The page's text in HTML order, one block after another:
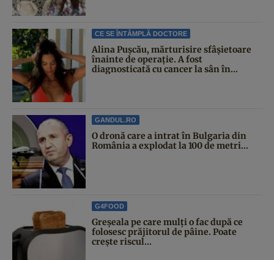
CE SE ÎNTÂMPLĂ DOCTORE
Alina Pușcău, mărturisire sfâșietoare
înainte de operație. A fost
diagnosticată cu cancer la sân în...
GANDUL.RO
O dronă care a intrat în Bulgaria din
România a explodat la 100 de metri...
G4FOOD
Greșeala pe care mulți o fac după ce
folosesc prăjitorul de pâine. Poate
crește riscul...